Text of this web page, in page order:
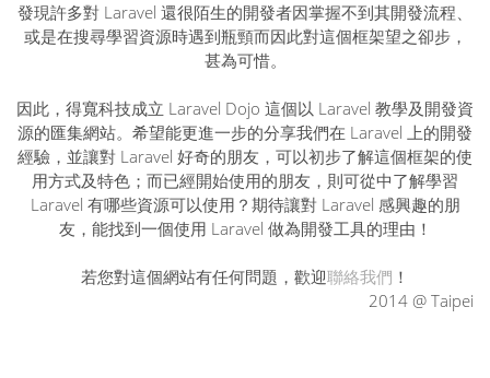
發現許多對 Laravel 還很陌生的開發者因掌握不到其開發流程、
或是在搜尋學習資源時遇到瓶頸而因此對這個框架望之卻步，
甚為可惜。
因此，得寬科技成立 Laravel Dojo 這個以 Laravel 教學及開發資
源的匯集網站。希望能更進一步的分享我們在 Laravel 上的開發
經驗，並讓對 Laravel 好奇的朋友，可以初步了解這個框架的使
用方式及特色；而已經開始使用的朋友，則可從中了解學習
Laravel 有哪些資源可以使用？期待讓對 Laravel 感興趣的朋
友，能找到一個使用 Laravel 做為開發工具的理由！
若您對這個網站有任何問題，歡迎聯絡我們 ！
2014 @ Taipei